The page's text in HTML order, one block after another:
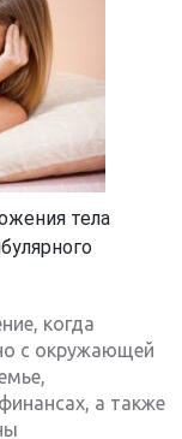
тела
когда
с окружающей
а также